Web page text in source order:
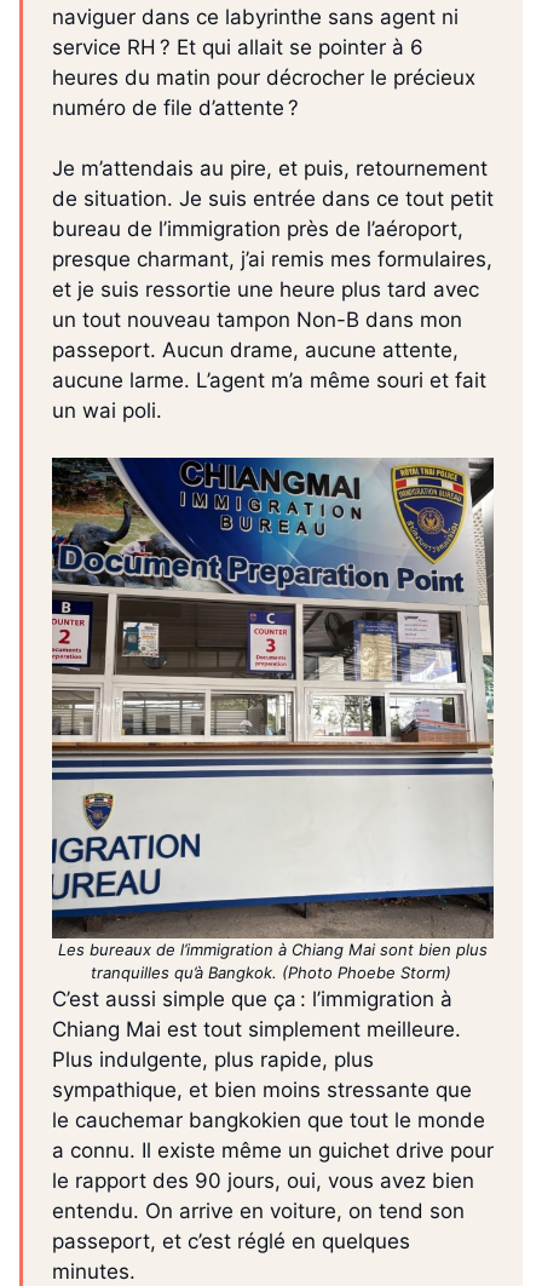
naviguer dans ce labyrinthe sans agent ni
service RH ? Et qui allait se pointer à 6
heures du matin pour décrocher le précieux
numéro de file d’attente ?
Je m’attendais au pire, et puis, retournement
de situation. Je suis entrée dans ce tout petit
bureau de l’immigration près de l’aéroport,
presque charmant, j’ai remis mes formulaires,
et je suis ressortie une heure plus tard avec
un tout nouveau tampon Non-B dans mon
passeport. Aucun drame, aucune attente,
aucune larme. L’agent m’a même souri et fait
un wai poli.
Les bureaux de l’immigration à Chiang Mai sont bien plus
tranquilles qu’à Bangkok. (Photo Phoebe Storm)
C’est aussi simple que ça : l’immigration à
Chiang Mai est tout simplement meilleure.
Plus indulgente, plus rapide, plus
sympathique, et bien moins stressante que
le cauchemar bangkokien que tout le monde
a connu. Il existe même un guichet drive pour
le rapport des 90 jours, oui, vous avez bien
entendu. On arrive en voiture, on tend son
passeport, et c’est réglé en quelques
minutes.